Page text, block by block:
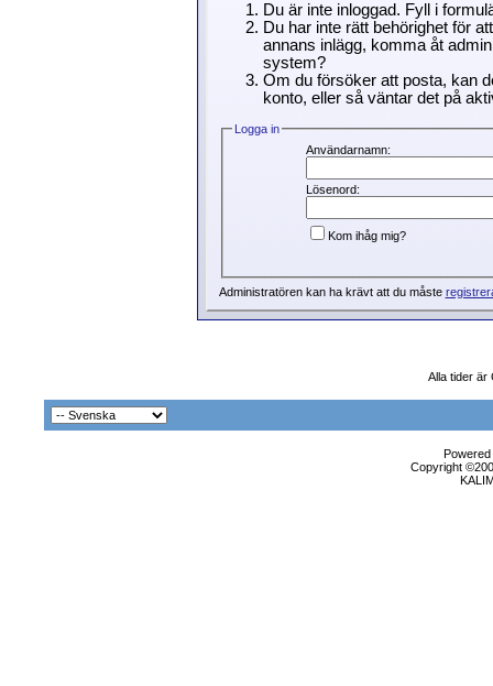
Du är inte inloggad. Fyll i
Du har inte rätt behörighet för
annans inlägg, komma åt
system?
Om du försöker att posta, kan
konto, eller så väntar det på
Logga in
Användarnamn:
Lösenord:
Kom ihåg mig?
Administratören kan ha krävt att du måste
Alla tider är
Copyright